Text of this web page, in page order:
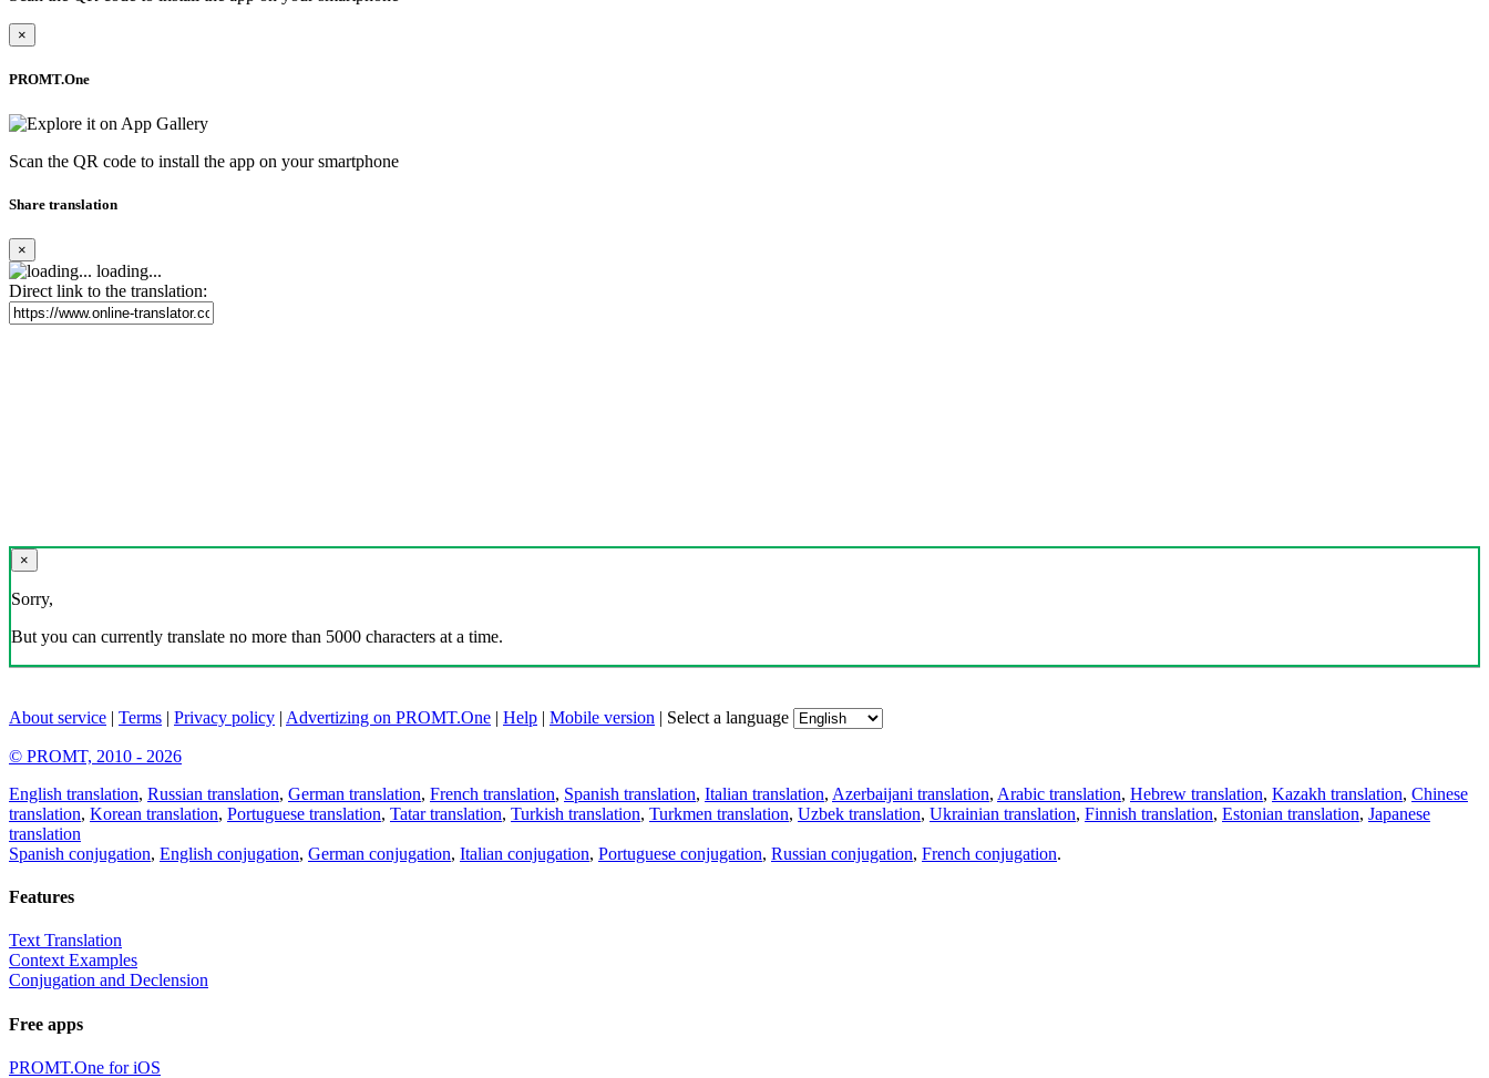
×
PROMT.One
Scan the QR code to install the app on your smartphone
Share translation
×
loading...
Direct link to the translation:
×
Sorry,
But you can currently translate no more than 5000 characters at a time.
About service | Terms | Privacy policy | Advertizing on PROMT.One | Help | Mobile version | Select a language
© PROMT, 2010 - 2026
English translation, Russian translation, German translation, French translation, Spanish translation, Italian translation, Azerbaijani translation, Arabic translation, Hebrew translation, Kazakh translation, Chinese
translation, Korean translation, Portuguese translation, Tatar translation, Turkish translation, Turkmen translation, Uzbek translation, Ukrainian translation, Finnish translation, Estonian translation, Japanese
translation
Spanish conjugation, English conjugation, German conjugation, Italian conjugation, Portuguese conjugation, Russian conjugation, French conjugation.
Features
Text Translation
Context Examples
Conjugation and Declension
Free apps
PROMT.One for iOS